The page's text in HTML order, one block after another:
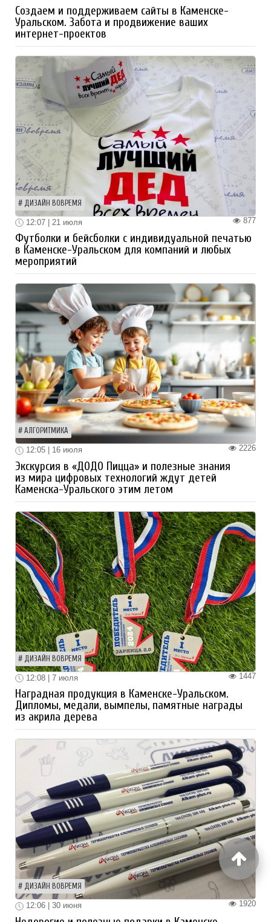
Создаем и поддерживаем сайты в Каменске-
Уральском. Забота и продвижение ваших
интернет-проектов
ДИЗАЙН ВОВРЕМЯ
877
12:07 | 21 июля
Футболки и бейсболки с индивидуальной печатью
в Каменске-Уральском для компаний и любых
мероприятий
АЛГОРИТМИКА
2226
12:05 | 16 июля
Экскурсия в «ДОДО Пицца» и полезные знания
из мира цифровых технологий ждут детей
Каменска-Уральского этим летом
ДИЗАЙН ВОВРЕМЯ
1447
12:08 | 7 июля
Наградная продукция в Каменске-Уральском.
Дипломы, медали, вымпелы, памятные награды
из акрила дерева
ДИЗАЙН ВОВРЕМЯ
1920
12:06 | 30 июня